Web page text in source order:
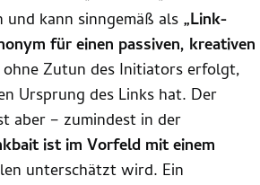
und kann sinngemäß als „Link-
für einen passiven, kreativen
ohne Zutun des Initiators erfolgt,
Ursprung des Links hat. Der
aber – zumindest in der
ist im Vorfeld mit einem
unterschätzt wird. Ein